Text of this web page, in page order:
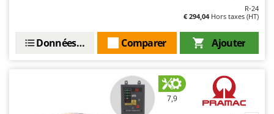
R-24
€ 294,04Hors taxes (HT)
Ajouter
Comparer
Données techniques
7,9